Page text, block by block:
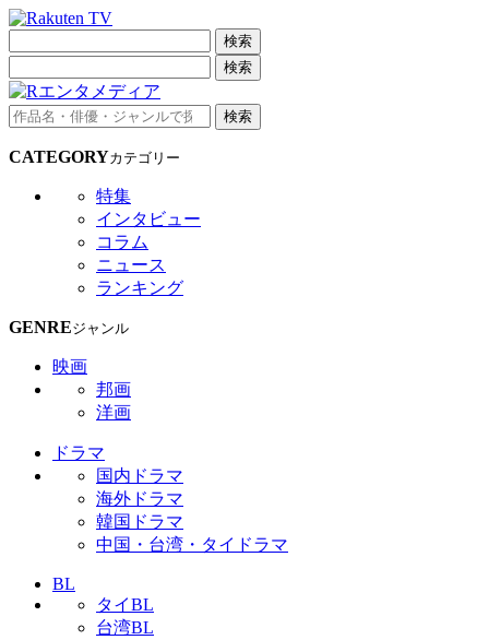
検索
検索
検索
CATEGORYカテゴリー
特集
インタビュー
コラム
ニュース
ランキング
GENREジャンル
映画
邦画
洋画
ドラマ
国内ドラマ
海外ドラマ
韓国ドラマ
中国・台湾・タイドラマ
BL
タイBL
台湾BL